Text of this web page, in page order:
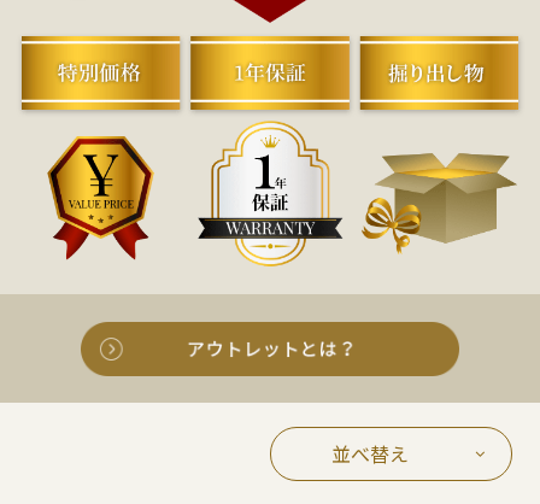
並べ替え